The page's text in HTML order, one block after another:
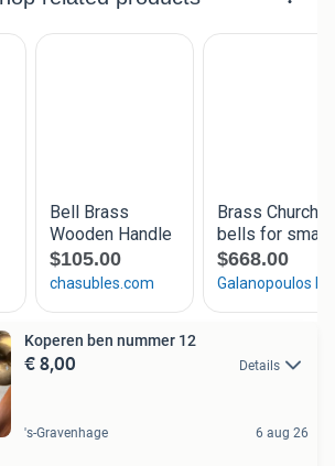
Koperen ben nummer 12
€ 8,00 Details
's-Gravenhage 6 aug 26